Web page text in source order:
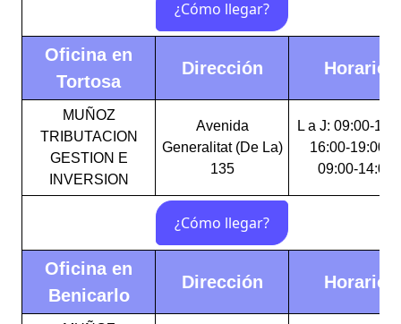
Oficina en
Tortosa
Dirección Horario
MUÑOZ
TRIBUTACION
GESTION E
INVERSION
Avenida
Generalitat (De La)
135
L a J: 09:00-
16:00-19:00 V:
09:00-14:00
Oficina en
Benicarlo
Dirección Horario